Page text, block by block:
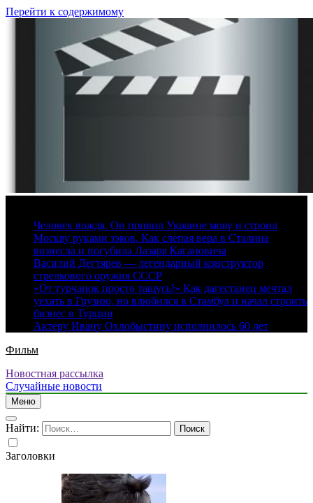
Перейти к содержимому
Человек вождя. Он привил Украине мову и строил
Москву руками зэков. Как слепая вера в Сталина
вознесла и погубила Лазаря Кагановича
Василий Дегтярев — легендарный конструктор
стрелкового оружия СССР
«От турчанок просто тащусь!» Как дагестанец мечтал
уехать в Грузию, но влюбился в Стамбул и начал строить
бизнес в Турции
Актеру Ивану Охлобыстину исполнилось 60 лет
Фильм
Новостная рассылка
Случайные новости
Меню
Найти:
Заголовки